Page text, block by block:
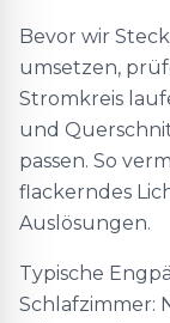
Bevor wir
umsetzen,
Stromkreis
und
passen. So
flackerndes
Auslösungen.
Typische
Schlafzimmer: